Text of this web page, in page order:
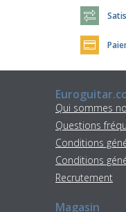
Qui sommes
Questions
Conditions
Conditions
Recrutement
Magasin